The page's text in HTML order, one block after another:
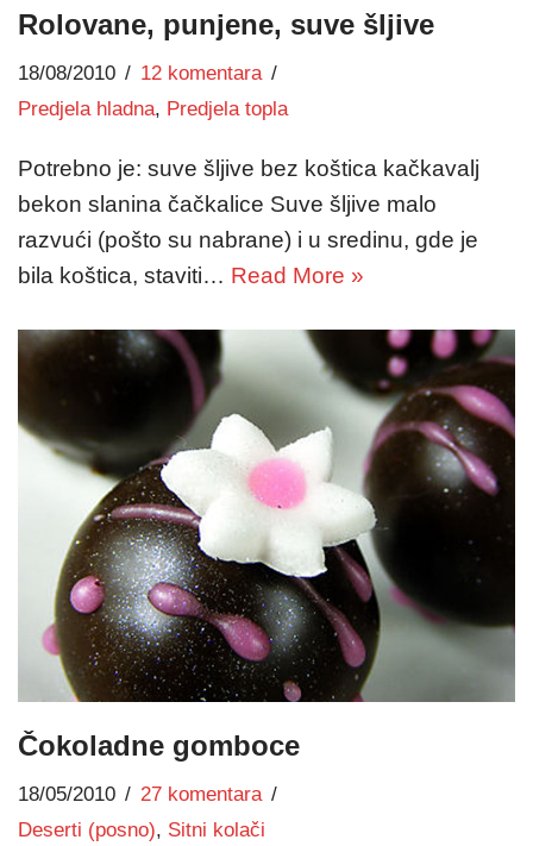
Rolovane, punjene, suve šljive
18/08/2010
12 komentara
Predjela hladna, Predjela topla
Potrebno je: suve šljive bez koštica kačkavalj
bekon slanina čačkalice Suve šljive malo
razvući (pošto su nabrane) i u sredinu, gde je
bila koštica, staviti… Read More »
Čokoladne gomboce
18/05/2010
27 komentara
Deserti (posno), Sitni kolači